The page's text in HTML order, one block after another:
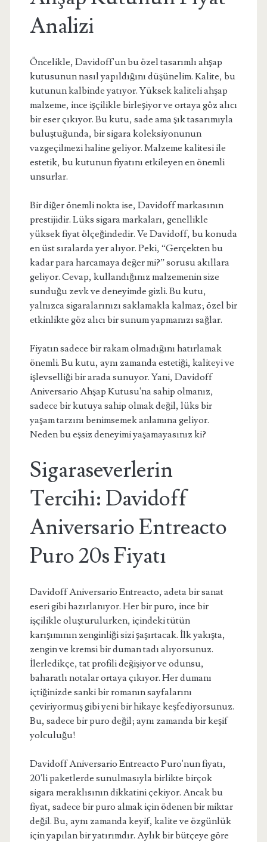
Analizi
Öncelikle, Davidoff'un bu özel tasarımlı ahşap
kutusunun nasıl yapıldığını düşünelim. Kalite, bu
kutunun kalbinde yatıyor. Yüksek kaliteli ahşap
malzeme, ince işçilikle birleşiyor ve ortaya göz alıcı
bir eser çıkıyor. Bu kutu, sade ama şık tasarımıyla
buluştuğunda, bir sigara koleksiyonunun
vazgeçilmezi haline geliyor. Malzeme kalitesi ile
estetik, bu kutunun fiyatını etkileyen en önemli
unsurlar.
Bir diğer önemli nokta ise, Davidoff markasının
prestijidir. Lüks sigara markaları, genellikle
yüksek fiyat ölçeğindedir. Ve Davidoff, bu konuda
en üst sıralarda yer alıyor. Peki, “Gerçekten bu
kadar para harcamaya değer mi?” sorusu akıllara
geliyor. Cevap, kullandığınız malzemenin size
sunduğu zevk ve deneyimde gizli. Bu kutu,
yalnızca sigaralarınızı saklamakla kalmaz; özel bir
etkinlikte göz alıcı bir sunum yapmanızı sağlar.
Fiyatın sadece bir rakam olmadığını hatırlamak
önemli. Bu kutu, aynı zamanda estetiği, kaliteyi ve
işlevselliği bir arada sunuyor. Yani, Davidoff
Aniversario Ahşap Kutusu'na sahip olmanız,
sadece bir kutuya sahip olmak değil, lüks bir
yaşam tarzını benimsemek anlamına geliyor.
Neden bu eşsiz deneyimi yaşamayasınız ki?
Sigaraseverlerin
Tercihi: Davidoff
Aniversario Entreacto
Puro 20s Fiyatı
Davidoff Aniversario Entreacto, adeta bir sanat
eseri gibi hazırlanıyor. Her bir puro, ince bir
işçilikle oluşturulurken, içindeki tütün
karışımının zenginliği sizi şaşırtacak. İlk yakışta,
zengin ve kremsi bir duman tadı alıyorsunuz.
İlerledikçe, tat profili değişiyor ve odunsu,
baharatlı notalar ortaya çıkıyor. Her dumanı
içtiğinizde sanki bir romanın sayfalarını
çeviriyormuş gibi yeni bir hikaye keşfediyorsunuz.
Bu, sadece bir puro değil; aynı zamanda bir keşif
yolculuğu!
Davidoff Aniversario Entreacto Puro'nun fiyatı,
20'li paketlerde sunulmasıyla birlikte birçok
sigara meraklısının dikkatini çekiyor. Ancak bu
fiyat, sadece bir puro almak için ödenen bir miktar
değil. Bu, aynı zamanda keyif, kalite ve özgünlük
için yapılan bir yatırımdır. Aylık bir bütçeye göre